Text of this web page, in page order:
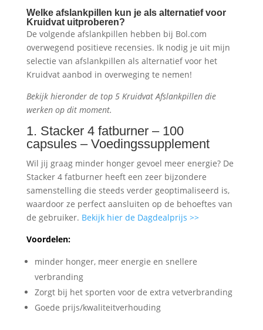
Welke afslankpillen kun je als alternatief voor
Kruidvat uitproberen?
De volgende afslankpillen hebben bij Bol.com
overwegend positieve recensies. Ik nodig je uit mijn
selectie van afslankpillen als alternatief voor het
Kruidvat aanbod in overweging te nemen!
Bekijk hieronder de top 5 Kruidvat Afslankpillen die
werken op dit moment.
1. Stacker 4 fatburner – 100
capsules – Voedingssupplement
Wil jij graag minder honger gevoel meer energie? De
Stacker 4 fatburner heeft een zeer bijzondere
samenstelling die steeds verder geoptimaliseerd is,
waardoor ze perfect aansluiten op de behoeftes van
de gebruiker. Bekijk hier de Dagdealprijs >>
Voordelen:
minder honger, meer energie en snellere
verbranding
Zorgt bij het sporten voor de extra vetverbranding
Goede prijs/kwaliteitverhouding